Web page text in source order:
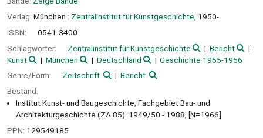
Verlag: München : Zentralinstitut für Kunstgeschichte, 1950-
ISSN:
0541-3400
Schlagwörter:
Zentralinstitut für Kunstgeschichte
Bericht
Kunst
München Deutschland
Geschichte 1955-1956
Genre/Form:
Zeitschrift
Bericht
Bestand:
Institut Kunst- und Baugeschichte, Fachgebiet Bau- und
Architekturgeschichte (ZA 85): 1949/50 - 1988, [N=1966]
PPN: 129549185